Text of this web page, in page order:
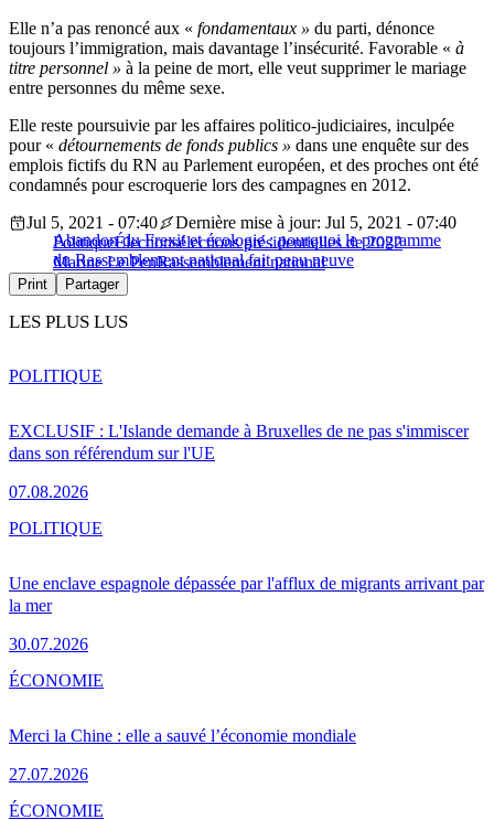
Elle n’a pas renoncé aux « fondamentaux » du parti, dénonce
toujours l’immigration, mais davantage l’insécurité. Favorable « à
titre personnel » à la peine de mort, elle veut supprimer le mariage
entre personnes du même sexe.
Elle reste poursuivie par les affaires politico-judiciaires, inculpée
pour « détournements de fonds publics » dans une enquête sur des
emplois fictifs du RN au Parlement européen, et des proches ont été
condamnés pour escroquerie lors des campagnes en 2012.
Abandon du Frexit et écologie : pourquoi le programme
du Rassemblement national fait peau neuve
Jul 5, 2021 - 07:40
Dernière mise à jour: Jul 5, 2021 - 07:40
PolitiqueÉlectionsélections présidentielles de 2022
Marine Le PenRassemblement national
Print Partager
LES PLUS LUS
EXCLUSIF : L'Islande demande à Bruxelles de ne pas s'immiscer
dans son référendum sur l'UE
07.08.2026
POLITIQUE
Une enclave espagnole dépassée par l'afflux de migrants arrivant par
la mer
30.07.2026
POLITIQUE
Merci la Chine : elle a sauvé l’économie mondiale
27.07.2026
ÉCONOMIE
ÉCONOMIE